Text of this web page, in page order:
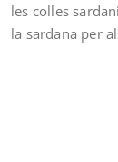
les colles
la sardana per